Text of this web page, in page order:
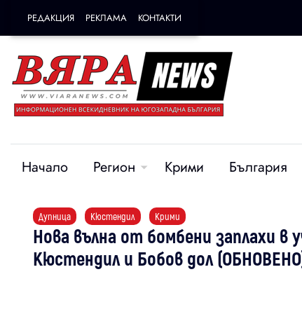
РЕДАКЦИЯ РЕКЛАМА КОНТАКТИ
Начало Регион Крими България
Дупница Кюстендил Крими
Нова вълна от бомбени заплахи в
Кюстендил и Бобов дол